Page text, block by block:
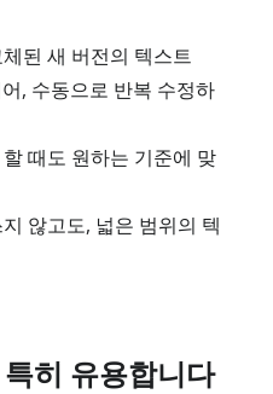
된 새 버전의 텍스트
, 수동으로 반복 수정하
때도 원하는 기준에 맞
않고도, 넓은 범위의 텍
히 유용합니다